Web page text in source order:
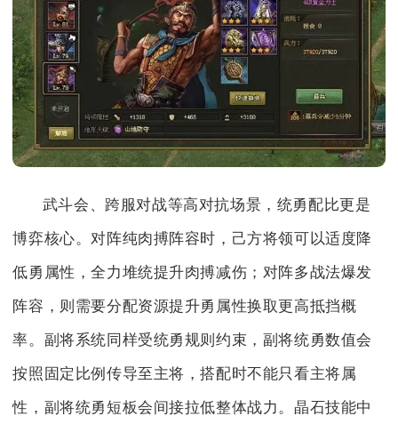
武斗会、跨服对战等高对抗场景，统勇配比更是
博弈核心。对阵纯肉搏阵容时，己方将领可以适度降
低勇属性，全力堆统提升肉搏减伤；对阵多战法爆发
阵容，则需要分配资源提升勇属性换取更高抵挡概
率。副将系统同样受统勇规则约束，副将统勇数值会
按照固定比例传导至主将，搭配时不能只看主将属
性，副将统勇短板会间接拉低整体战力。晶石技能中